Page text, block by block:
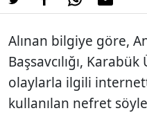
Alınan bilgiye göre,
Başsavcılığı,
olaylarla ilgili
kullanılan nefret